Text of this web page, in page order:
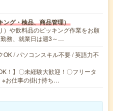
ング・検品、商品管理）
）や飲料品のピッキング作業をお願
務、就業日は週3～…
OK / パソコンスキル不要 / 英語力不
！】〇未経験大歓迎！〇フリータ
お仕事の掛け持ち…